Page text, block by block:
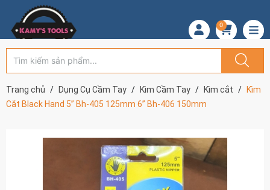
0
Trang chủ Dụng Cụ Cầm Tay Kìm Cầm Tay Kìm cắt
Kìm
Cắt Black Hand 5” Bh-405 125mm 6” Bh-406 150mm